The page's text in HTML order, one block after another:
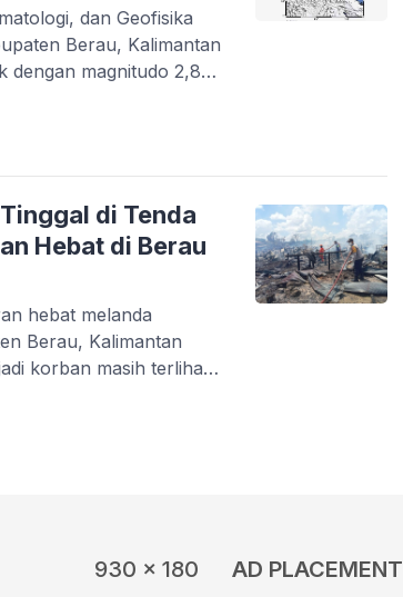
dan Geofisika
Berau, Kalimantan
dengan magnitudo 2,8
Kepala Stasiun
menyatakan dalam
terjadi sekitar pukul
21 kilometer arah barat
delapan […]
di Tenda
Hebat di Berau
hebat melanda
Berau, Kalimantan
korban masih terlihat
untuk mencari
masih bisa
yang telah
930 x 180 AD PLACEMENT